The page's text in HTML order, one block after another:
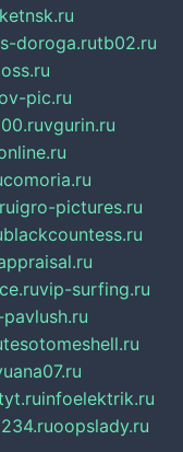
doroga.rutb02.ru
pic.ru
vgurin.ru
igro-pictures.ru
blackcountess.ru
vip-surfing.ru
tesotomeshell.ru
infoelektrik.ru
oopslady.ru